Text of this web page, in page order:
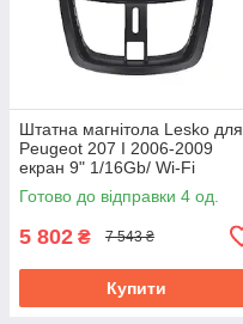
Штатна магнітола Lesko для
Peugeot 207 I 2006-2009
екран 9" 1/16Gb/ Wi-Fi
Optima GPS Android Пожо
Готово до відправки 4 од.
5 802 ₴ 7 543 ₴
Купити